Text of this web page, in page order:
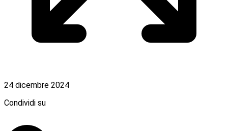
24 dicembre 2024
Condividi su